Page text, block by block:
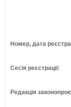
Номер, дата
Сесія реєстрації:
Редакція